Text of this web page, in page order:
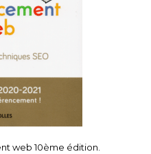
web 10ème édition.